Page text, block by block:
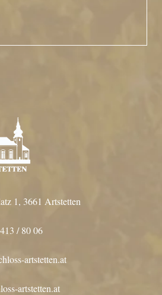
1, 3661 Artstetten
/ 80 06
artstetten.at
artstetten.at